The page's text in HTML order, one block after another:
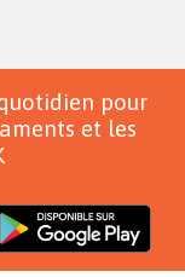
pour
et les